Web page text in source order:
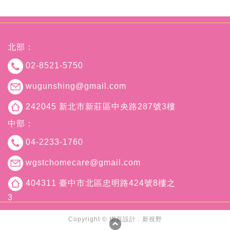
北部：
02-8521-5750
wugunshing@gmail.com
242045 新北市新莊區中央路287號3樓
中部：
04-2233-1760
wgstchomecare@gmail.com
404311 臺中市北區忠明路424號8樓之
3
Copyright © 網頁設計 : 新視野